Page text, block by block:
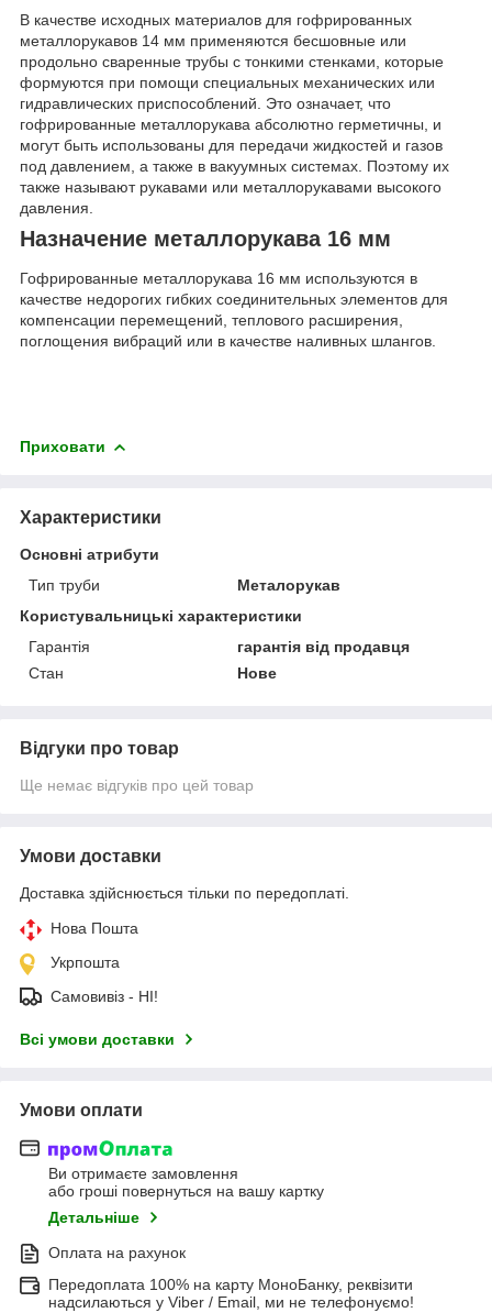
В качестве исходных материалов для гофрированных
металлорукавов 14 мм применяются бесшовные или
продольно сваренные трубы с тонкими стенками, которые
формуются при помощи специальных механических или
гидравлических приспособлений. Это означает, что
гофрированные металлорукава абсолютно герметичны, и
могут быть использованы для передачи жидкостей и газов
под давлением, а также в вакуумных системах. Поэтому их
также называют рукавами или металлорукавами высокого
давления.
Назначение металлорукава 16 мм
Гофрированные металлорукава 16 мм используются в
качестве недорогих гибких соединительных элементов для
компенсации перемещений, теплового расширения,
поглощения вибраций или в качестве наливных шлангов.
Приховати
Характеристики
Основні атрибути
Тип труби
Металорукав
Користувальницькі характеристики
Гарантія
гарантія від продавця
Стан
Нове
Відгуки про товар
Ще немає відгуків про цей товар
Умови доставки
Доставка здійснюється тільки по передоплаті.
Нова Пошта
Укрпошта
Самовивіз - НІ!
Всі умови доставки
Умови оплати
Ви отримаєте замовлення
або гроші повернуться на вашу картку
Детальніше
Оплата на рахунок
Передоплата 100% на карту МоноБанку, реквізити
надсилаються у Viber / Email, ми не телефонуємо!